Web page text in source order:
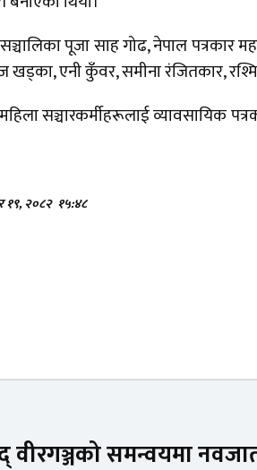
पूजा साह गोढ, नेपाल पत्रकार
खड्का, एनी कुँवर, समीना रंजितकार,
सञ्चारकर्मीहरूलाई व्यावसायिक
१९, २०८२ १५:४८
वीरगञ्जको समन्वयमा